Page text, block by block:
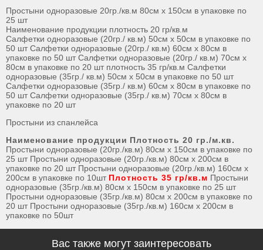
Простыни одноразовые 20гр./кв.м 80см х 150см в упаковке по
25 шт
Наименование продукции плотность 20 гр/кв.м
Салфетки одноразовые (20гр./ кв.м) 50см х 50см в упаковке по
50 шт Салфетки одноразовые (20гр./ кв.м) 60см х 80см в
упаковке по 50 шт Салфетки одноразовые (20гр./ кв.м) 70см х
80см в упаковке по 20 шт плотность 35 гр/кв.м Салфетки
одноразовые (35гр./ кв.м) 50см х 50см в упаковке по 50 шт
Салфетки одноразовые (35гр./ кв.м) 60см х 80см в упаковке по
50 шт Салфетки одноразовые (35гр./ кв.м) 70см х 80см в
упаковке по 20 шт
Простыни из спанлейса
Наименование продукции Плотность 20 гр./м.кв.
Простыни одноразовые (20гр./кв.м) 80см х 150см в упаковке по
25 шт Простыни одноразовые (20гр./кв.м) 80см х 200см в
упаковке по 20 шт Простыни одноразовые (20гр./кв.м) 160см х
200см в упаковке по 10шт Плотность 35 гр/кв.м Простыни
одноразовые (35гр./кв.м) 80см х 150см в упаковке по 25 шт
Простыни одноразовые (35гр./кв.м) 80см х 200см в упаковке по
20 шт Простыни одноразовые (35гр./кв.м) 160см х 200см в
упаковке по 50шт
Вас также могут заинтересовать